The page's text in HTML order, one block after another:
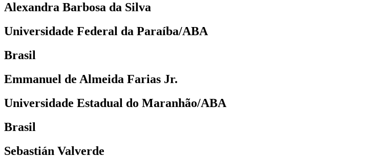
Alexandra Barbosa da Silva
Universidade Federal da Paraíba/ABA
Brasil
Emmanuel de Almeida Farias Jr.
Universidade Estadual do Maranhão/ABA
Brasil
Sebastián Valverde